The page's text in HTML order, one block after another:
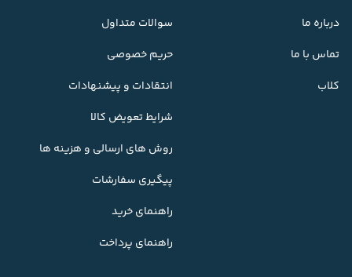
درباره ما
تماس با ما
کلاب
سوالات متداول
حریم خصوصی
انتقادات و پیشنهادات
شرایط تعویض کالا
روش های ارسالی و هزینه ها
پیگیری سفارشات
راهنمای خرید
راهنمای پرداخت